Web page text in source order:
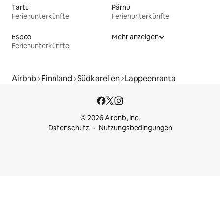
Tartu
Ferienunterkünfte
Pärnu
Ferienunterkünfte
Espoo
Ferienunterkünfte
Mehr anzeigen
Airbnb Finnland Südkarelien Lappeenranta
© 2026 Airbnb, Inc.
Datenschutz
Nutzungsbedingungen